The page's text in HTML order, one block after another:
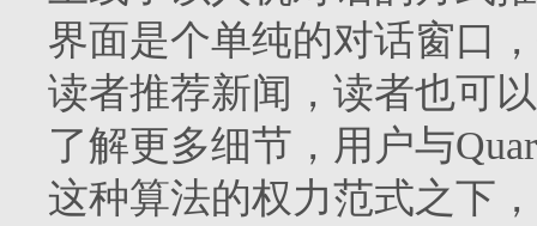
界面是个单纯的对话窗口
读者推荐新闻，读者也可
了解更多细节，用户与
这种算法的权力范式之下